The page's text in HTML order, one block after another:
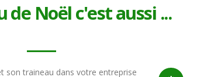
de Noël c'est aussi ...